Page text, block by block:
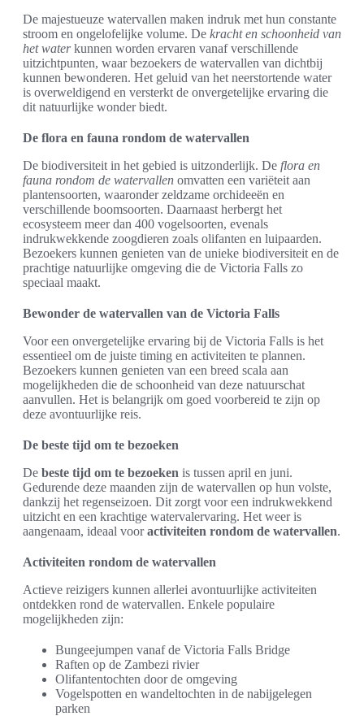
De majestueuze watervallen maken indruk met hun constante
stroom en ongelofelijke volume. De kracht en schoonheid van
het waterkunnen worden ervaren vanaf verschillende
uitzichtpunten, waar bezoekers de watervallen van dichtbij
kunnen bewonderen. Het geluid van het neerstortende water
is overweldigend en versterkt de onvergetelijke ervaring die
dit natuurlijke wonder biedt.
De flora en fauna rondom de watervallen
De biodiversiteit in het gebied is uitzonderlijk. De flora en
fauna rondom de watervallen omvatten een variëteit aan
plantensoorten, waaronder zeldzame orchideeën en
verschillende boomsoorten. Daarnaast herbergt het
ecosysteem meer dan 400 vogelsoorten, evenals
indrukwekkende zoogdieren zoals olifanten en luipaarden.
Bezoekers kunnen genieten van de unieke biodiversiteit en de
prachtige natuurlijke omgeving die de Victoria Falls zo
speciaal maakt.
Bewonder de watervallen van de Victoria Falls
Voor een onvergetelijke ervaring bij de Victoria Falls is het
essentieel om de juiste timing en activiteiten te plannen.
Bezoekers kunnen genieten van een breed scala aan
mogelijkheden die de schoonheid van deze natuurschat
aanvullen. Het is belangrijk om goed voorbereid te zijn op
deze avontuurlijke reis.
De beste tijd om te bezoeken
De beste tijd om te bezoeken is tussen april en juni.
Gedurende deze maanden zijn de watervallen op hun volste,
dankzij het regenseizoen. Dit zorgt voor een indrukwekkend
uitzicht en een krachtige watervalervaring. Het weer is
aangenaam, ideaal vooractiviteiten rondom de watervallen.
Activiteiten rondom de watervallen
Actieve reizigers kunnen allerlei avontuurlijke activiteiten
ontdekken rond de watervallen. Enkele populaire
mogelijkheden zijn:
Bungeejumpen vanaf de Victoria Falls Bridge
Raften op de Zambezi rivier
Olifantentochten door de omgeving
Vogelspotten en wandeltochten in de nabijgelegen
parken